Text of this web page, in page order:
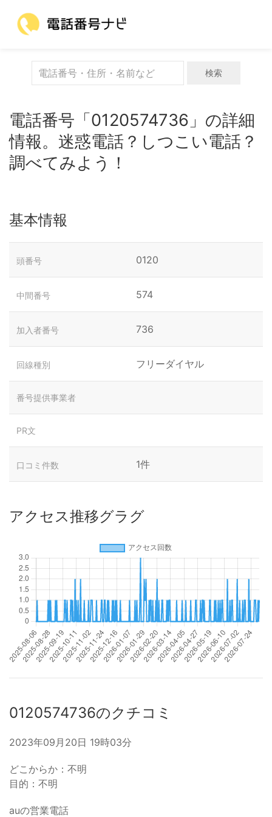
検索
電話番号「0120574736」の詳細
情報。迷惑電話？しつこい電話？
調べてみよう！
基本情報
頭番号 0120
中間番号 574
加入者番号 736
回線種別 フリーダイヤル
番号提供事業者
PR文
口コミ件数 1件
アクセス推移グラグ
0120574736のクチコミ
2023年09月20日 19時03分
どこからか：不明
目的：不明
auの営業電話